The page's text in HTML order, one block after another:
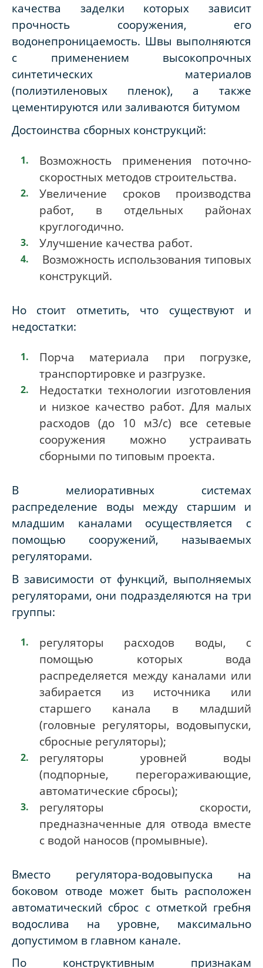
качества заделки которых зависит
прочность сооружения, его
водонепроницаемость. Швы выполняются
с применением высокопрочных
синтетических материалов
(полиэтиленовых пленок), а также
цементируются или заливаются битумом
Достоинства сборных конструкций:
Возможность применения поточно-
скоростных методов строительства.
Увеличение сроков производства
работ, в отдельных районах
круглогодично.
Улучшение качества работ.
Возможность использования типовых
конструкций.
Но стоит отметить, что существуют и
недостатки:
Порча материала при погрузке,
транспортировке и разгрузке.
Недостатки технологии изготовления
и низкое качество работ. Для малых
расходов (до 10 м3/с) все сетевые
сооружения можно устраивать
сборными по типовым проекта.
В мелиоративных системах
распределение воды между старшим и
младшим каналами осуществляется с
помощью сооружений, называемых
регуляторами.
В зависимости от функций, выполняемых
регуляторами, они подразделяются на три
группы:
регуляторы расходов воды, с
помощью которых вода
распределяется между каналами или
забирается из источника или
старшего канала в младший
(головные регуляторы, водовыпуски,
сбросные регуляторы);
регуляторы уровней воды
(подпорные, перегораживающие,
автоматические сбросы);
регуляторы скорости,
предназначенные для отвода вместе
с водой наносов (промывные).
Вместо регулятора-водовыпуска на
боковом отводе может быть расположен
автоматический сброс с отметкой гребня
водослива на уровне, максимально
допустимом в главном канале.
По конструктивным признакам